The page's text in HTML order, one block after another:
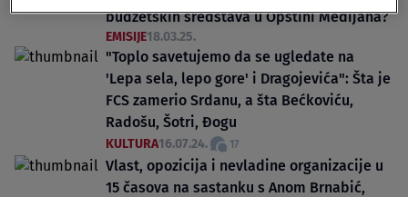
budžetskih sredstava u Opštini Medijana?
EMISIJE18.03.25.
"Toplo savetujemo da se ugledate na
'Lepa sela, lepo gore' i Dragojevića": Šta je
FCS zamerio Srdanu, a šta Bećkoviću,
Radošu, Šotri, Đogu
KULTURA16.07.24. 17
Vlast, opozicija i nevladine organizacije u
15 časova na sastanku s Anom Brnabić,